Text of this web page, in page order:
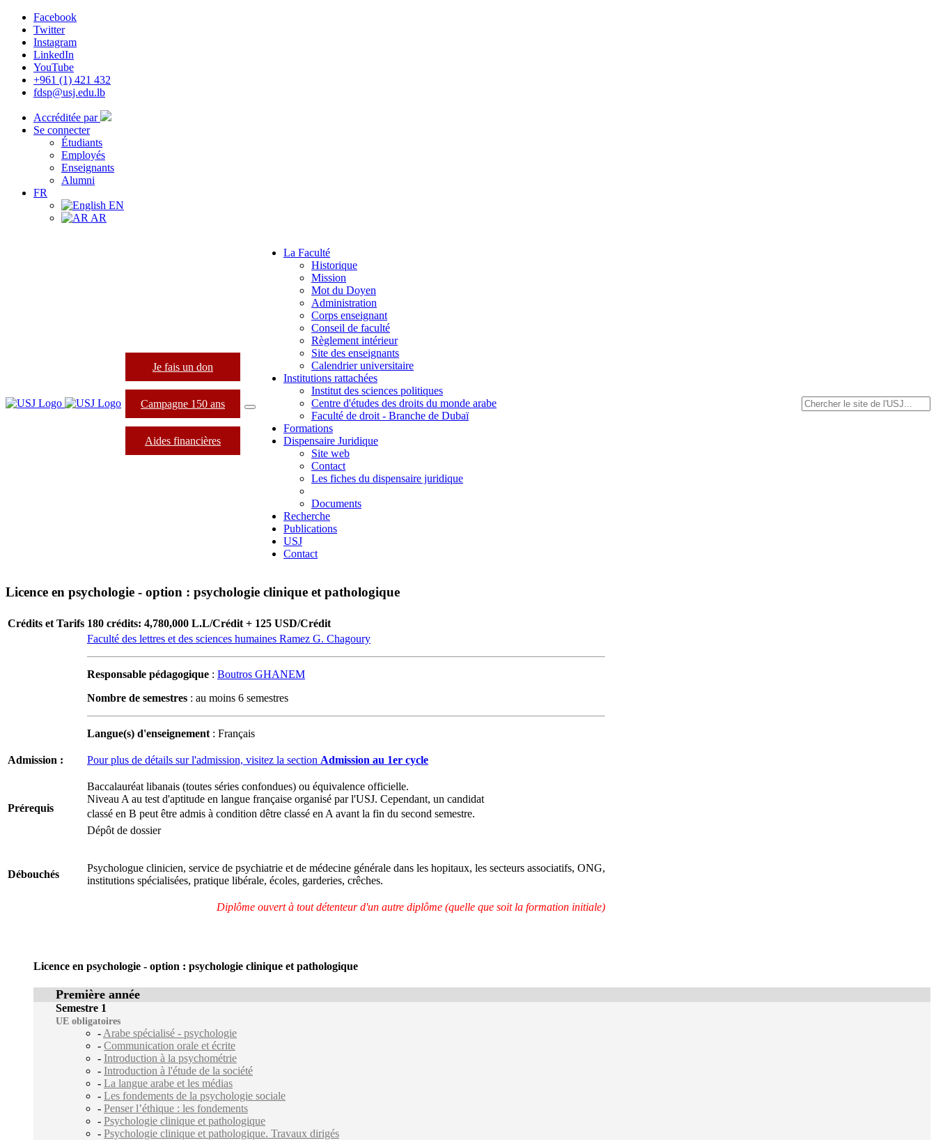
Facebook
Twitter
Instagram
LinkedIn
YouTube
+961 (1) 421 432
fdsp@usj.edu.lb
Accréditée par
Se connecter
Étudiants
Employés
Enseignants
Alumni
FR
EN
AR
Je fais un don
Campagne 150 ans
Aides financières
La Faculté
Historique
Mission
Mot du Doyen
Administration
Corps enseignant
Conseil de faculté
Règlement intérieur
Site des enseignants
Calendrier universitaire
Institutions rattachées
Institut des sciences politiques
Centre d'études des droits du monde arabe
Faculté de droit - Branche de Dubaï
Formations
Dispensaire Juridique
Site web
Contact
Les fiches du dispensaire juridique
Documents
Recherche
Publications
USJ
Contact
Licence en psychologie - option : psychologie clinique et pathologique
Crédits et Tarifs 180 crédits: 4,780,000 L.L/Crédit + 125 USD/Crédit
Faculté des lettres et des sciences humaines Ramez G. Chagoury
Responsable pédagogique : Boutros GHANEM
Nombre de semestres : au moins 6 semestres
Langue(s) d'enseignement: Français
Admission : Pour plus de détails sur l'admission, visitez la section Admission au 1er cycle
Prérequis
Baccalauréat libanais (toutes séries confondues) ou équivalence officielle.
Niveau A au test d'aptitude en langue française organisé par l'USJ. Cependant, un candidat
classé en B peut être admis à condition dêtre classé en A avant la fin du second semestre.
Dépôt de dossier
Débouchés
Psychologue clinicien, service de psychiatrie et de médecine générale dans les hopitaux, les secteurs associatifs, ONG,
institutions spécialisées, pratique libérale, écoles, garderies, crêches.
Diplôme ouvert à tout détenteur d'un autre diplôme (quelle que soit la formation initiale)
Licence en psychologie - option : psychologie clinique et pathologique
Première année
Semestre 1
UE obligatoires
- Arabe spécialisé - psychologie
- Communication orale et écrite
- Introduction à la psychométrie
- Introduction à l'étude de la société
- La langue arabe et les médias
- Les fondements de la psychologie sociale
- Penser l’éthique : les fondements
- Psychologie clinique et pathologique
- Psychologie clinique et pathologique. Travaux dirigés